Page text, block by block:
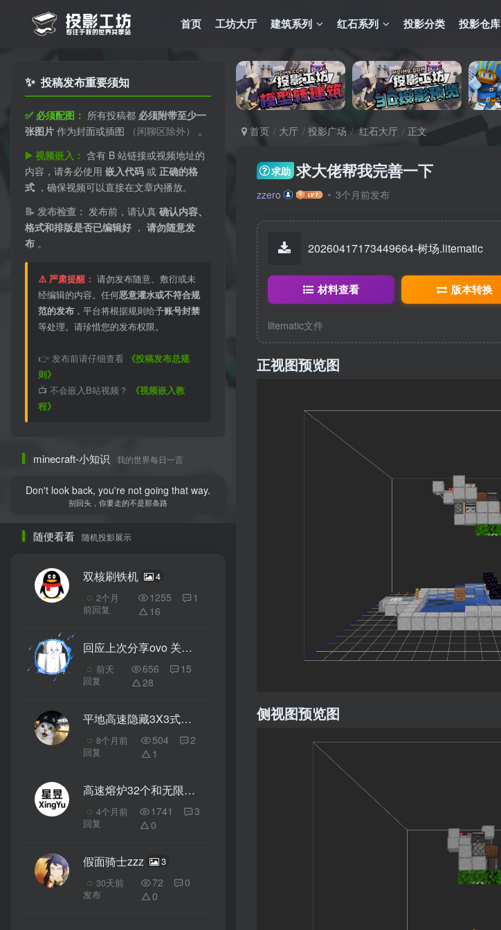
首页 工坊大厅 建筑系列 红石系列 投影分类 投影仓库
✨ 投稿发布重要须知
✅ 必须配图： 所有投稿都 必须附带至少一
张图片 作为封面或插图 （闲聊区除外） 。
▶️ 视频嵌入： 含有 B 站链接或视频地址的
内容，请务必使用 嵌入代码 或 正确的格
式 ，确保视频可以直接在文章内播放。
📝 发布检查： 发布前，请认真 确认内容、
格式和排版是否已编辑好 ， 请勿随意发
布 。
⚠️ 严肃提醒： 请勿发布随意、敷衍或未
经编辑的内容。任何恶意灌水或不符合规
范的发布 ，平台将根据规则给予账号封禁
等处理。请珍惜您的发布权限。
👉 发布前请仔细查看 《投稿发布总规
则》
📺 不会嵌入B站视频？
《视频嵌入教
程》
minecraft-小知识 我的世界每日一言
Don't look back, you're not going that way.
别回头，你要走的不是那条路
随便看看 随机投影展示
双核刷铁机 4
2个月
前回复
1255
1
16
回应上次分享ovo 关于云 月宫等大型建筑！ 声明：二改＋整合 3
前天
回复
656
15
28
平地高速隐藏3X3式楼梯门
8个月前
回复
504
2
1
高速熔炉32个和无限刷羊毛毯
4个月前
回复
1741
3
0
假面骑士zzz 3
30天前
发布
72
0
0
首页 大厅 投影广场 红石大厅 正文
求助 求大佬帮我完善一下
zzero 3个月前发布
20260417173449664-树场.litematic
材料查看 版本转换
litematic文件
正视图预览图
侧视图预览图